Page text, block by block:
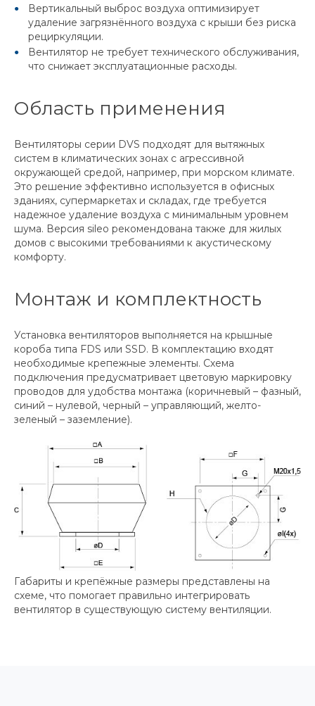
Вертикальный выброс воздуха оптимизирует
удаление загрязнённого воздуха с крыши без риска
рециркуляции.
Вентилятор не требует технического обслуживания,
что снижает эксплуатационные расходы.
Область применения
Вентиляторы серии DVS подходят для вытяжных
систем в климатических зонах с агрессивной
окружающей средой, например, при морском климате.
Это решение эффективно используется в офисных
зданиях, супермаркетах и складах, где требуется
надежное удаление воздуха с минимальным уровнем
шума. Версия sileo рекомендована также для жилых
домов с высокими требованиями к акустическому
комфорту.
Монтаж и комплектность
Установка вентиляторов выполняется на крышные
короба типа FDS или SSD. В комплектацию входят
необходимые крепежные элементы. Схема
подключения предусматривает цветовую маркировку
проводов для удобства монтажа (коричневый – фазный,
синий – нулевой, черный – управляющий, желто-
зеленый – заземление).
Габариты и крепёжные размеры представлены на
схеме, что помогает правильно интегрировать
вентилятор в существующую систему вентиляции.